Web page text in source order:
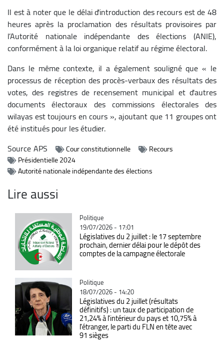
Il est à noter que le délai d'introduction des recours est de 48
heures après la proclamation des résultats provisoires par
l’Autorité nationale indépendante des élections (ANIE),
conformément à la loi organique relatif au régime électoral.
Dans le même contexte, il a également souligné que « le
processus de réception des procès-verbaux des résultats des
votes, des registres de recensement municipal et d'autres
documents électoraux des commissions électorales des
wilayas est toujours en cours », ajoutant que 11 groupes ont
été institués pour les étudier.
SourceAPS Cour constitutionnelle
Recours
Présidentielle 2024
Autorité nationale indépendante des élections
Lire aussi
Catégorie
Politique
19/07/2026 - 17:01
Législatives du 2 juillet : le 17 septembre
prochain, dernier délai pour le dépôt des
comptes de la campagne électorale
Catégorie
Politique
18/07/2026 - 14:20
Législatives du 2 juillet (résultats
définitifs) : un taux de participation de
21,24% à l'intérieur du pays et 10,75% à
l'étranger, le parti du FLN en tête avec
91 sièges